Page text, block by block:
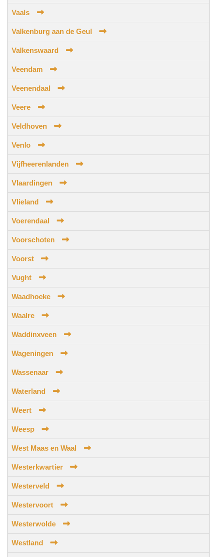
Vaals
Valkenburg aan de Geul
Valkenswaard
Veendam
Veenendaal
Veere
Veldhoven
Venlo
Vijfheerenlanden
Vlaardingen
Vlieland
Voerendaal
Voorschoten
Voorst
Vught
Waadhoeke
Waalre
Waddinxveen
Wageningen
Wassenaar
Waterland
Weert
Weesp
West Maas en Waal
Westerkwartier
Westerveld
Westervoort
Westerwolde
Westland